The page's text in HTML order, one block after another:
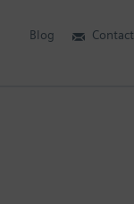
Blog Contact